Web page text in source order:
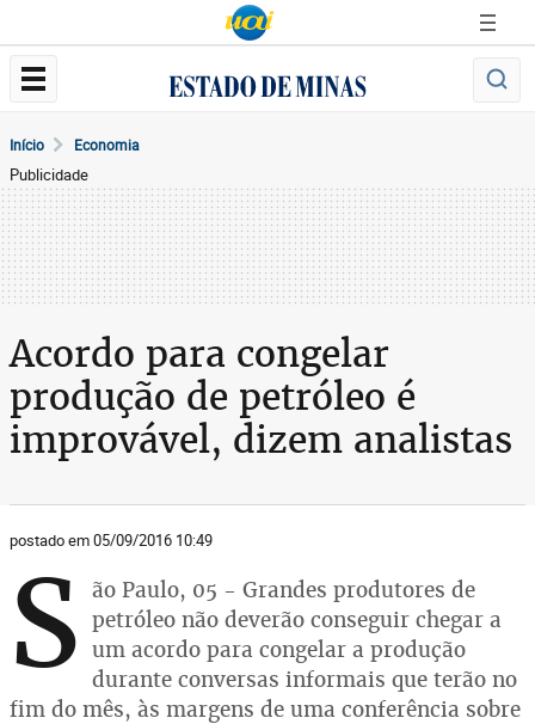
Início Economia
Publicidade
Acordo para congelar
produção de petróleo é
improvável, dizem analistas
postado em 05/09/2016 10:49
S ão Paulo, 05 - Grandes produtores de
petróleo não deverão conseguir chegar a
um acordo para congelar a produção
durante conversas informais que terão no
fim do mês, às margens de uma conferência sobre